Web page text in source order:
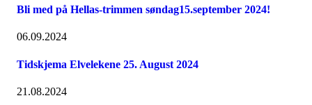
Bli med på Hellas-trimmen søndag15.september 2024!
06.09.2024
Tidskjema Elvelekene 25. August 2024
21.08.2024